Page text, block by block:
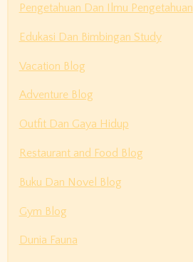
Pengetahuan Dan Ilmu Pengetahuan
Edukasi Dan Bimbingan Study
Vacation Blog
Adventure Blog
Outfit Dan Gaya Hidup
Restaurant and Food Blog
Buku Dan Novel Blog
Gym Blog
Dunia Fauna